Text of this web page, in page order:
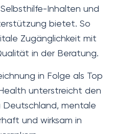
Inhalten und
bietet. So
Zugänglichkeit mit
in der Beratung.
in Folge als Top
unterstreicht den
Deutschland, mentale
und wirksam in